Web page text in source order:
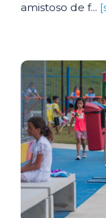
amistoso de f...